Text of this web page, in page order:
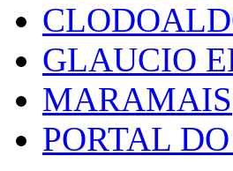
GLAUCIO
MARAMAIS
PORTAL